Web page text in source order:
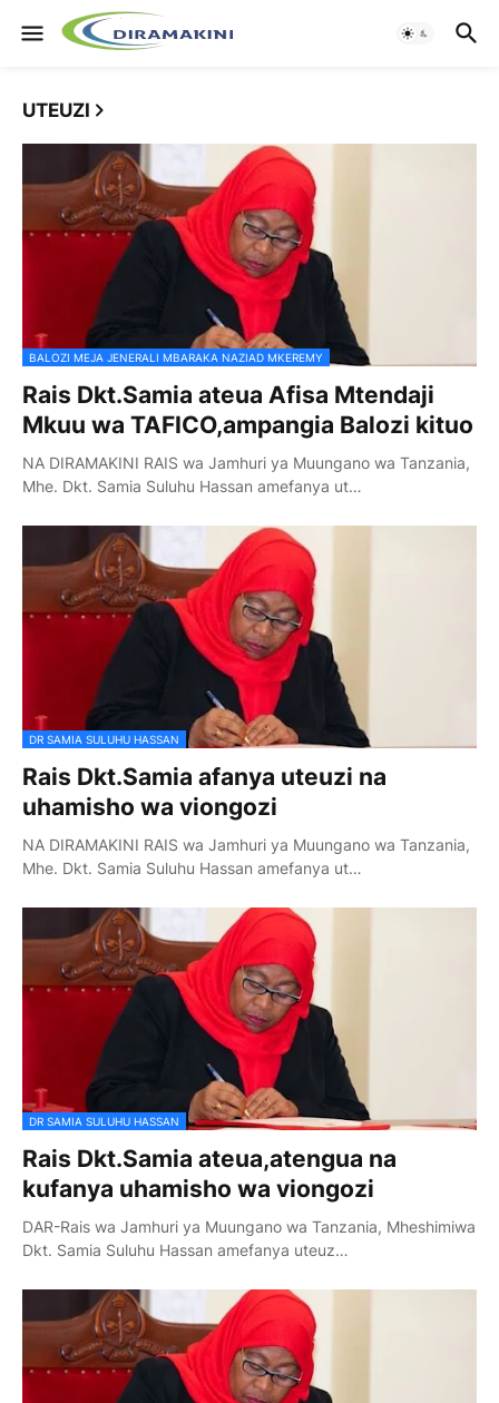
UTEUZI
BALOZI MEJA JENERALI MBARAKA NAZIAD MKEREMY
Rais Dkt.Samia ateua Afisa Mtendaji
Mkuu wa TAFICO,ampangia Balozi kituo
NA DIRAMAKINI RAIS wa Jamhuri ya Muungano wa Tanzania,
Mhe. Dkt. Samia Suluhu Hassan amefanya ut…
DR SAMIA SULUHU HASSAN
Rais Dkt.Samia afanya uteuzi na
uhamisho wa viongozi
NA DIRAMAKINI RAIS wa Jamhuri ya Muungano wa Tanzania,
Mhe. Dkt. Samia Suluhu Hassan amefanya ut…
DR SAMIA SULUHU HASSAN
Rais Dkt.Samia ateua,atengua na
kufanya uhamisho wa viongozi
DAR-Rais wa Jamhuri ya Muungano wa Tanzania, Mheshimiwa
Dkt. Samia Suluhu Hassan amefanya uteuz…